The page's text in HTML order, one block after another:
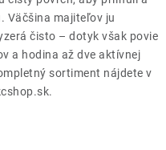
Väčšina majiteľov ju
čisto – dotyk však povie
a hodina až dve aktívnej
sortiment nájdete v